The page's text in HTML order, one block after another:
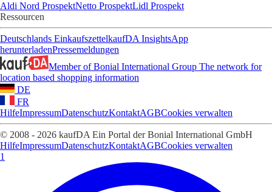
Aldi Nord ProspektNetto ProspektLidl Prospekt
Ressourcen
Deutschlands EinkaufszettelkaufDA InsightsApp
herunterladenPressemeldungen
Member of Bonial International Group The network for
location based shopping information
DE
FR
HilfeImpressumDatenschutzKontaktAGBCookies verwalten
© 2008 - 2026 kaufDA Ein Portal der Bonial International GmbH
HilfeImpressumDatenschutzKontaktAGBCookies verwalten
1